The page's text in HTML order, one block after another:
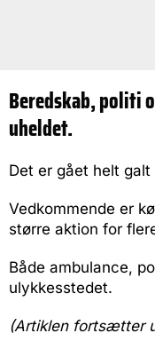
Beredskab, politi
uheldet.
Det er gået helt
Vedkommende er
større aktion for
Både ambulance,
ulykkesstedet.
(Artiklen fortsætter